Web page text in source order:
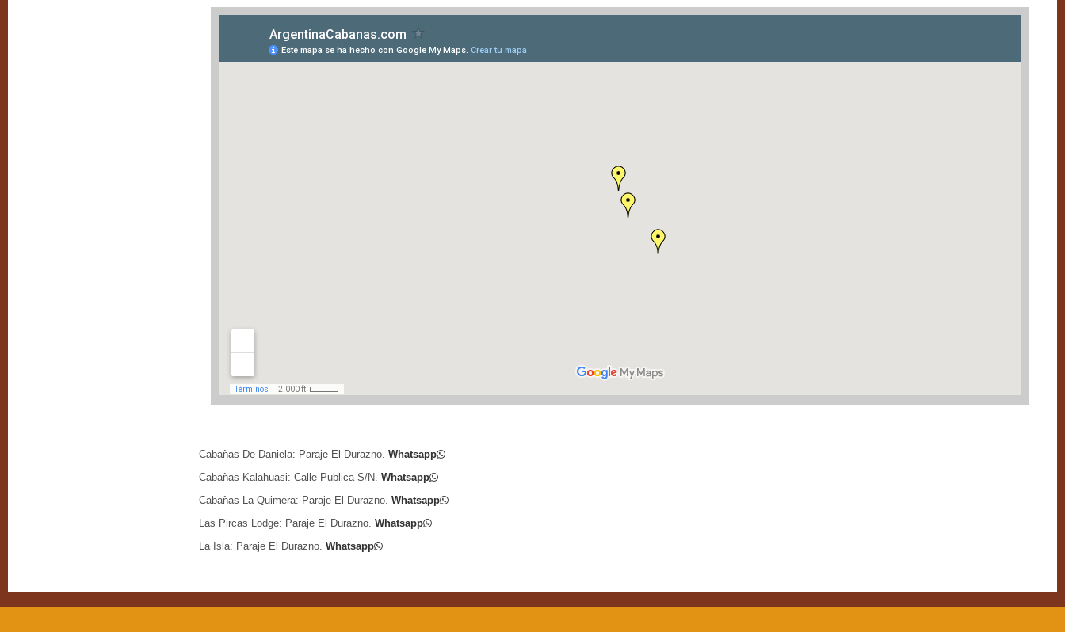
Cabañas De Daniela: Paraje El Durazno. Whatsapp
Cabañas Kalahuasi: Calle Publica S/N. Whatsapp
Cabañas La Quimera: Paraje El Durazno. Whatsapp
Las Pircas Lodge: Paraje El Durazno. Whatsapp
La Isla: Paraje El Durazno. Whatsapp